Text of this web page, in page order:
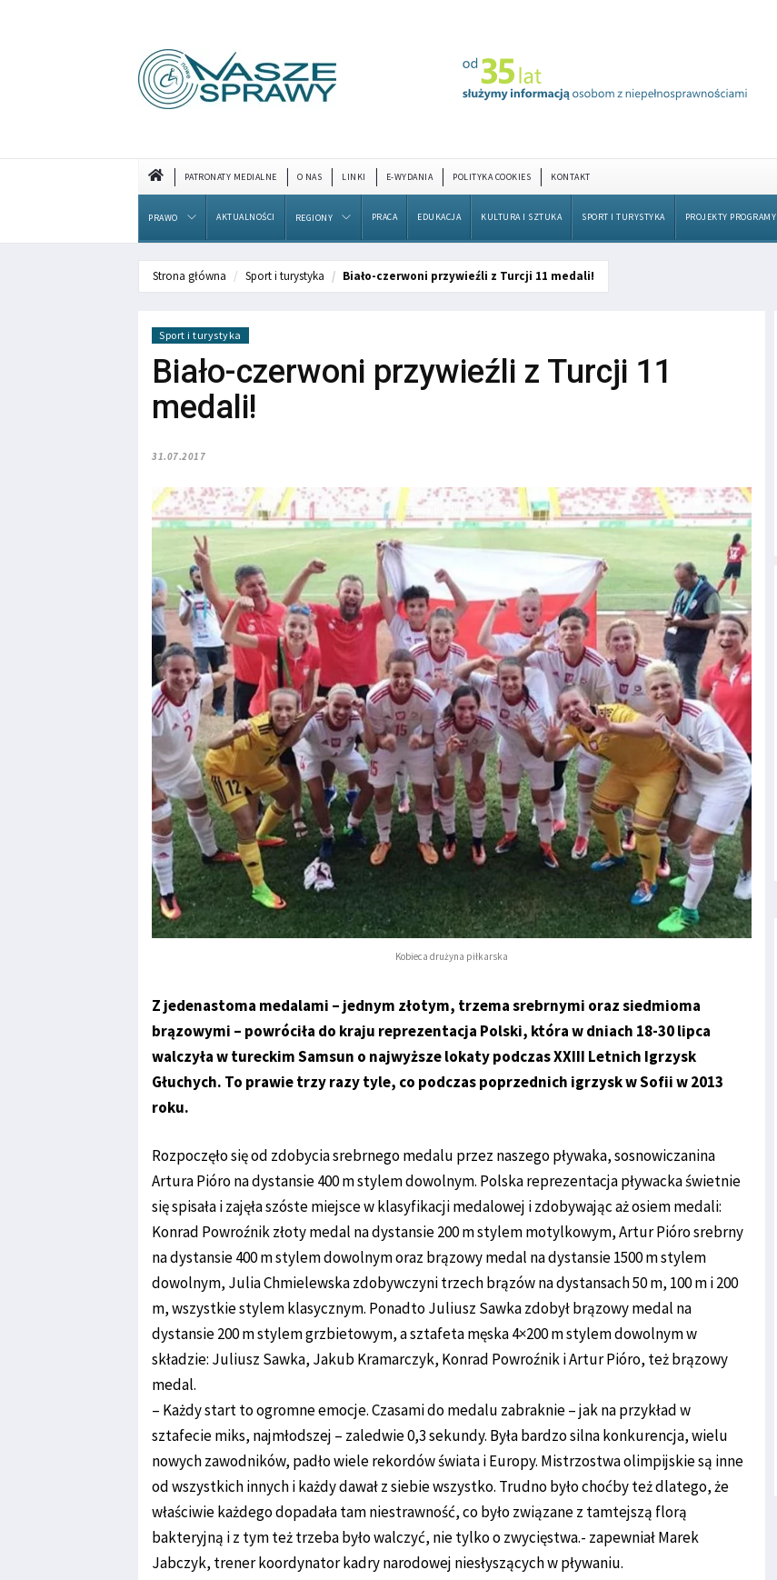
PATRONATY MEDIALNE O NAS LINKI E-WYDANIA POLITYKA COOKIES KONTAKT
PRAWO AKTUALNOŚCI REGIONY PRACA EDUKACJA KULTURA I SZTUKA SPORT I TURYSTYKA PROJEKTY PROGRAMY
Strona główna Sport i turystyka Biało-czerwoni przywieźli z Turcji 11 medali!
Sport i turystyka
Biało-czerwoni przywieźli z Turcji 11
medali!
31.07.2017
Kobieca drużyna piłkarska
Z jedenastoma medalami – jednym złotym, trzema srebrnymi oraz siedmioma
brązowymi – powróciła do kraju reprezentacja Polski, która w dniach 18-30 lipca
walczyła w tureckim Samsun o najwyższe lokaty podczas XXIII Letnich Igrzysk
Głuchych. To prawie trzy razy tyle, co podczas poprzednich igrzysk w Sofii w 2013
roku.
Rozpoczęło się od zdobycia srebrnego medalu przez naszego pływaka, sosnowiczanina
Artura Pióro na dystansie 400 m stylem dowolnym. Polska reprezentacja pływacka świetnie
się spisała i zajęła szóste miejsce w klasyfikacji medalowej i zdobywając aż osiem medali:
Konrad Powroźnik złoty medal na dystansie 200 m stylem motylkowym, Artur Pióro srebrny
na dystansie 400 m stylem dowolnym oraz brązowy medal na dystansie 1500 m stylem
dowolnym, Julia Chmielewska zdobywczyni trzech brązów na dystansach 50 m, 100 m i 200
m, wszystkie stylem klasycznym. Ponadto Juliusz Sawka zdobył brązowy medal na
dystansie 200 m stylem grzbietowym, a sztafeta męska 4×200 m stylem dowolnym w
składzie: Juliusz Sawka, Jakub Kramarczyk, Konrad Powroźnik i Artur Pióro, też brązowy
medal.
– Każdy start to ogromne emocje. Czasami do medalu zabraknie – jak na przykład w
sztafecie miks, najmłodszej – zaledwie 0,3 sekundy. Była bardzo silna konkurencja, wielu
nowych zawodników, padło wiele rekordów świata i Europy. Mistrzostwa olimpijskie są inne
od wszystkich innych i każdy dawał z siebie wszystko. Trudno było choćby też dlatego, że
właściwie każdego dopadała tam niestrawność, co było związane z tamtejszą florą
bakteryjną i z tym też trzeba było walczyć, nie tylko o zwycięstwa.- zapewniał Marek
Jabczyk, trener koordynator kadry narodowej niesłyszących w pływaniu.